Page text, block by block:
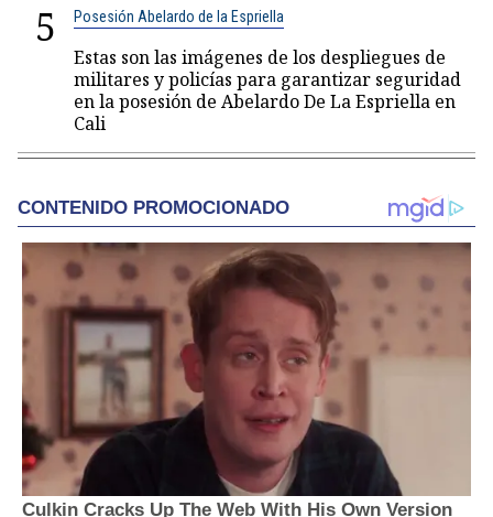
5 Posesión Abelardo de la Espriella
Estas son las imágenes de los despliegues de
militares y policías para garantizar seguridad
en la posesión de Abelardo De La Espriella en
Cali